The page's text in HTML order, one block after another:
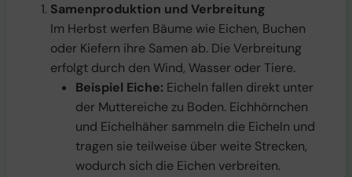
Samenproduktion und Verbreitung
Im Herbst werfen Bäume wie Eichen, Buchen
oder Kiefern ihre Samen ab. Die Verbreitung
erfolgt durch den Wind, Wasser oder Tiere.
Beispiel Eiche: Eicheln fallen direkt unter
der Muttereiche zu Boden. Eichhörnchen
und Eichelhäher sammeln die Eicheln und
tragen sie teilweise über weite Strecken,
wodurch sich die Eichen verbreiten.